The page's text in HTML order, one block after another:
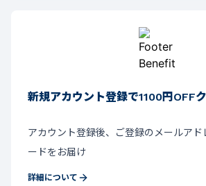
新規アカウント登録で1100円OFF
アカウント登録後、ご登録のメールアド
ードをお届け
詳細について